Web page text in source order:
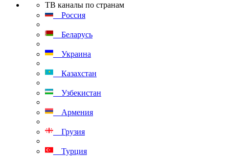
ТВ каналы по странам
Россия
Беларусь
Украина
Казахстан
Узбекистан
Армения
Грузия
Турция